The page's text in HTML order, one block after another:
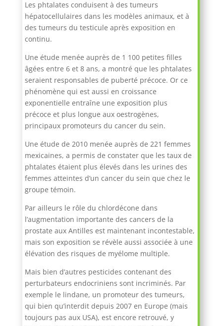
Les phtalates conduisent à des tumeurs
hépatocellulaires dans les modèles animaux, et à
des tumeurs du testicule après exposition en
continu.
Une étude menée auprès de 1 100 petites filles
âgées entre 6 et 8 ans, a montré que les phtalates
seraient responsables de puberté précoce. Or ce
phénomène qui est aussi en croissance
exponentielle entraîne une exposition plus
précoce et plus longue aux oestrogènes,
principaux promoteurs du cancer du sein.
Une étude de 2010 menée auprès de 221 femmes
mexicaines, a permis de constater que les taux de
phtalates étaient plus élevés dans les urines des
femmes atteintes d’un cancer du sein que chez le
groupe témoin.
Par ailleurs le rôle du chlordécone dans
l’augmentation importante des cancers de la
prostate aux Antilles est maintenant incontestable,
mais son exposition se révèle aussi associée à une
élévation des risques de myélome multiple.
Mais bien d’autres pesticides contenant des
perturbateurs endocriniens sont incriminés. Par
exemple le lindane, un promoteur des tumeurs,
qui bien qu’interdit depuis 2007 en Europe (mais
toujours pas aux USA), est encore retrouvé, y